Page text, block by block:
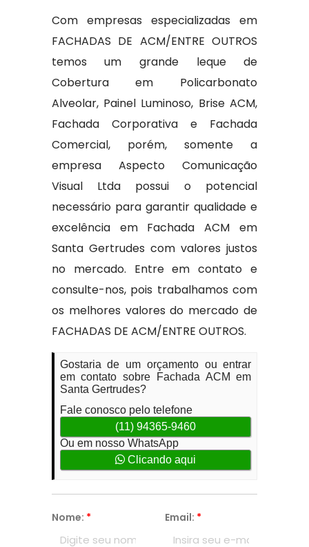
Com empresas especializadas em
FACHADAS DE ACM/ENTRE OUTROS
temos um grande leque de
Cobertura em Policarbonato
Alveolar, Painel Luminoso, Brise ACM,
Fachada Corporativa e Fachada
Comercial, porém, somente a
empresa Aspecto Comunicação
Visual Ltda possui o potencial
necessário para garantir qualidade e
excelência em Fachada ACM em
Santa Gertrudes com valores justos
no mercado. Entre em contato e
consulte-nos, pois trabalhamos com
os melhores valores do mercado de
FACHADAS DE ACM/ENTRE OUTROS.
Gostaria de um orçamento ou entrar
em contato sobre Fachada ACM em
Santa Gertrudes?
Fale conosco pelo telefone
(11) 94365-9460
Ou em nosso WhatsApp
Clicando aqui
Nome: * Email: *